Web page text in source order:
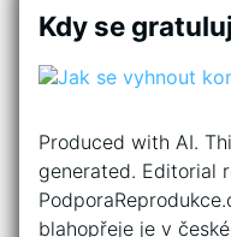
Kdy se
Produced with AI.
generated. Editorial
blahopřeje je v